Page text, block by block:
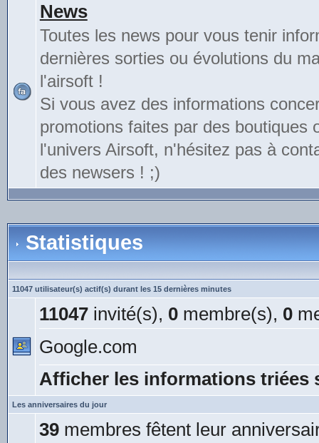
News
Toutes les news pour vous tenir
dernières sorties ou évolutions du
l'airsoft !
Si vous avez des informations
promotions faites par des boutiques
l'univers Airsoft, n'hésitez pas à
des newsers ! ;)
Statistiques
11047 utilisateur(s) actif(s) durant les 15 dernières minutes
11047invité(s), 0membre(s), 0
Google.com
Afficher les informations triées
Les anniversaires du jour
39membres fêtent leur